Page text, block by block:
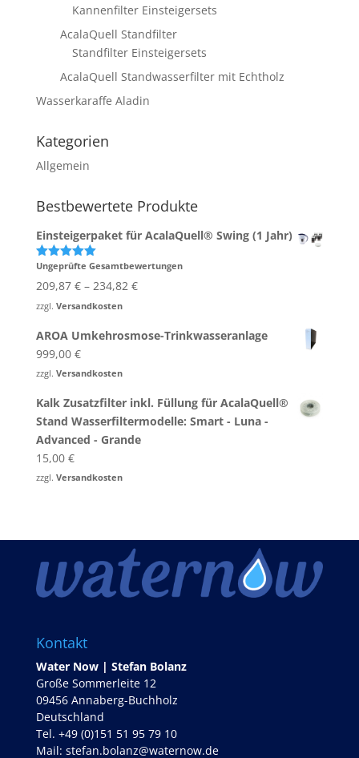
Kannenfilter Einsteigersets
AcalaQuell Standfilter
Standfilter Einsteigersets
AcalaQuell Standwasserfilter mit Echtholz
Wasserkaraffe Aladin
Kategorien
Allgemein
Bestbewertete Produkte
Einsteigerpaket für AcalaQuell® Swing (1 Jahr)
Bewertet
von 5
Ungeprüfte Gesamtbewertungen
209,87 €– 234,82 €
zzgl. Versandkosten
AROA Umkehrosmose-Trinkwasseranlage
999,00 €
zzgl. Versandkosten
Kalk Zusatzfilter inkl. Füllung für AcalaQuell®
Stand Wasserfiltermodelle: Smart - Luna -
Advanced - Grande
15,00 €
zzgl. Versandkosten
Kontakt
Water Now | Stefan Bolanz
Große Sommerleite 12
09456 Annaberg-Buchholz
Deutschland
Tel. +49 (0)151 51 95 79 10
Mail: stefan.bolanz@waternow.de